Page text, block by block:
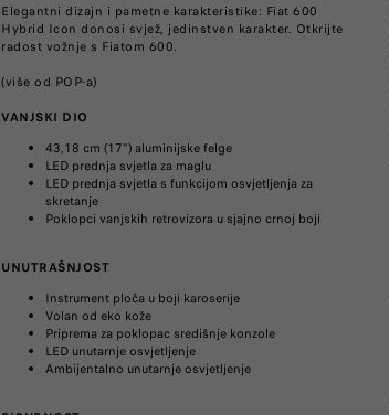
Elegantni dizajn i pametne karakteristike: Fiat 600
Hybrid Icon donosi svjež, jedinstven karakter. Otkrijte
radost vožnje s Fiatom 600.
(više od POP-a)
VANJSKI DIO
43,18 cm (17") aluminijske felge
LED prednja svjetla za maglu
LED prednja svjetla s funkcijom osvjetljenja za
skretanje
Poklopci vanjskih retrovizora u sjajno crnoj boji
UNUTRAŠNJOST
Instrument ploča u boji karoserije
Volan od eko kože
Priprema za poklopac središnje konzole
LED unutarnje osvjetljenje
Ambijentalno unutarnje osvjetljenje